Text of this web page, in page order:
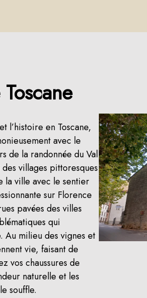
l’histoire en Toscane,
avec le
de la randonnée du Val
villages pittoresques
la ville avec le sentier
sur Florence
pavées des villes
qui
Au milieu des vignes et
vie, faisant de
vos chaussures de
naturelle et les
souffle.